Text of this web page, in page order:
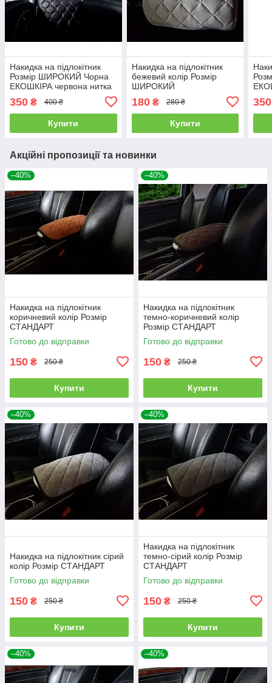
Накидка на підлокітник
Розмір ШИРОКИЙ Чорна
ЕКОШКІРА червона нитка
350 ₴ 400 ₴
Купити
Накидка на підлокітник
бежевий колір Розмір
ШИРОКИЙ
180₴ 280 ₴
Купити
350
Акційні пропозиції та новинки
–40%
Накидка на підлокітник
коричневий колір Розмір
СТАНДАРТ
Готово до відправки
150 ₴ 250 ₴
Купити
–40%
Накидка на підлокітник
темно-коричневий колір
Розмір СТАНДАРТ
Готово до відправки
150 ₴ 250 ₴
Купити
–40%
Накидка на підлокітник сірий
колір Розмір СТАНДАРТ
Готово до відправки
150 ₴ 250 ₴
Купити
–40%
Накидка на підлокітник
темно-сірий колір Розмір
СТАНДАРТ
Готово до відправки
150 ₴ 250 ₴
Купити
–40% –40%